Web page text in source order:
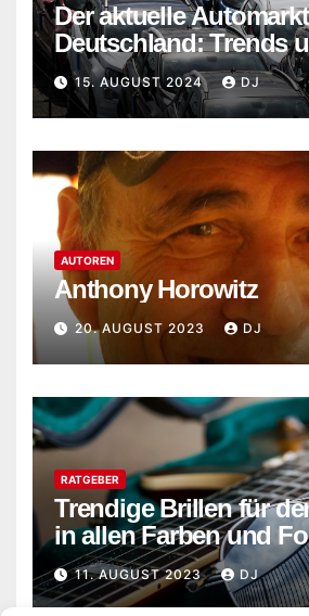
Der aktuelle
Deutschland: Trends
Entwicklungen im
15. AUGUST 2024 DJ
AUTOREN
Anthony Horowitz
20. AUGUST 2023 DJ
RATGEBER
Trendige Brillen für
in allen Farben und
11. AUGUST 2023 DJ